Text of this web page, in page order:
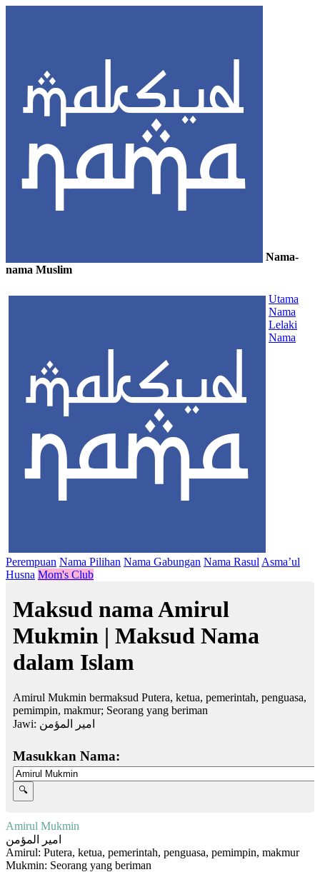
Nama-
nama Muslim
Utama
Nama
Lelaki
Nama
Perempuan Nama Pilihan Nama Gabungan Nama Rasul Asma’ul
Husna Mom's Club
Maksud nama Amirul
Mukmin | Maksud Nama
dalam Islam
Amirul Mukmin bermaksud Putera, ketua, pemerintah, penguasa,
pemimpin, makmur; Seorang yang beriman
Jawi: امير المؤمن
Masukkan Nama:
Amirul Mukmin
امير المؤمن
Amirul: Putera, ketua, pemerintah, penguasa, pemimpin, makmur
Mukmin: Seorang yang beriman